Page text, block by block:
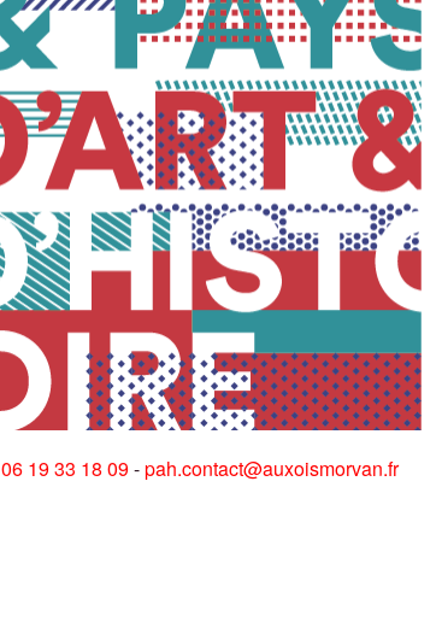
06 19 33 18 09-pah.contact@auxoismorvan.fr